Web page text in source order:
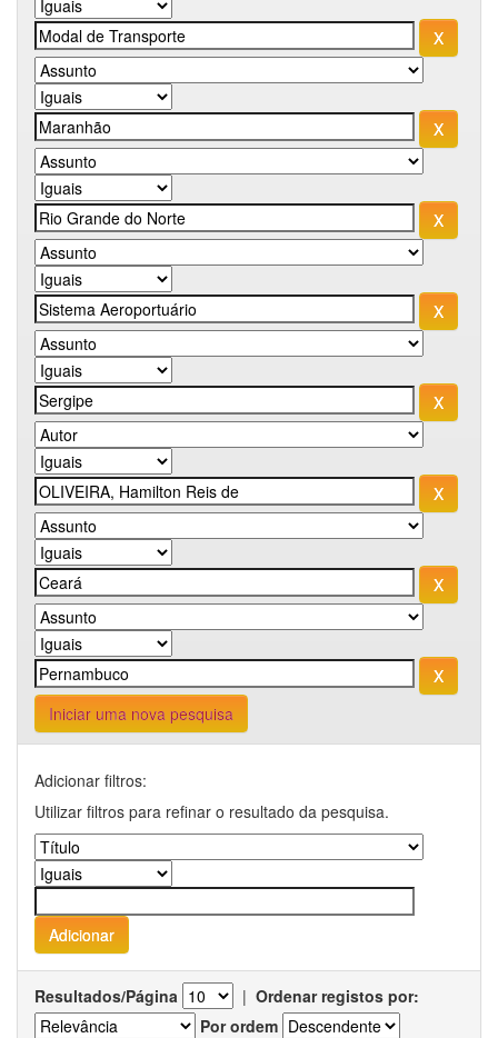
Iniciar uma nova pesquisa
Adicionar filtros:
Utilizar filtros para refinar o resultado da pesquisa.
Resultados/Página | Ordenar registos por:
Por ordem